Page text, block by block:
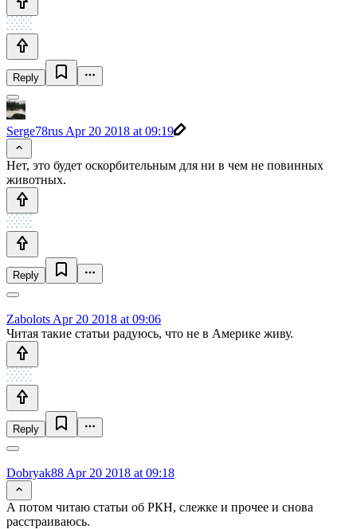
Reply
Serge78rus Apr 20 2018 at 09:19
Нет, это будет оскорбительным для ни в чем не повинных
животных.
Reply
Zabolots Apr 20 2018 at 09:06
Читая такие статьи радуюсь, что не в Америке живу.
Reply
Dobryak88 Apr 20 2018 at 09:18
А потом читаю статьи об РКН, слежке и прочее и снова
расстраиваюсь.